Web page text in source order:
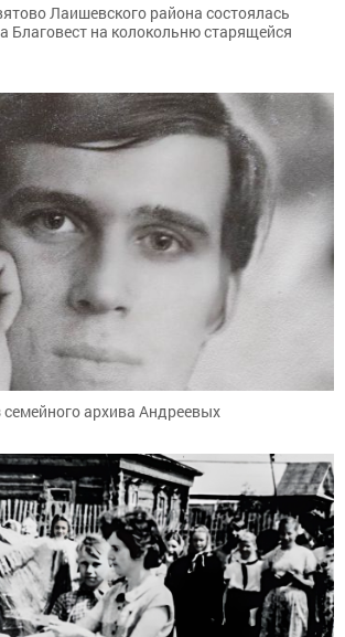
Лаишевского района состоялась
Благовест на колокольню старящейся
архива Андреевых